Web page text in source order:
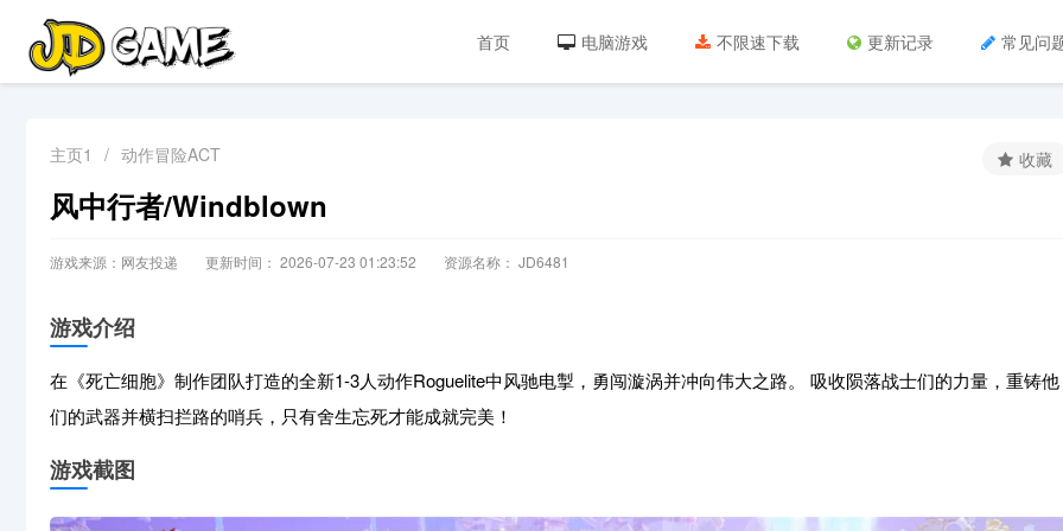
首页 电脑游戏 不限速下载 更新记录 常见问
主页1 / 动作冒险ACT
风中行者/Windblown
游戏来源：网友投递 更新时间： 2026-07-23 01:23:52 资源名称： JD6481
收藏
游戏介绍
在《死亡细胞》制作团队打造的全新1-3人动作Roguelite中风驰电掣，勇闯漩涡并冲向伟大之路。 吸收陨落战士们的力量，重铸他
们的武器并横扫拦路的哨兵，只有舍生忘死才能成就完美！
游戏截图